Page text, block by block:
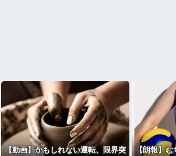
【動画】かもしれない運転、限界突
【朗報】